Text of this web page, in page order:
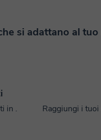
si adattano al
in .
Raggiungi i